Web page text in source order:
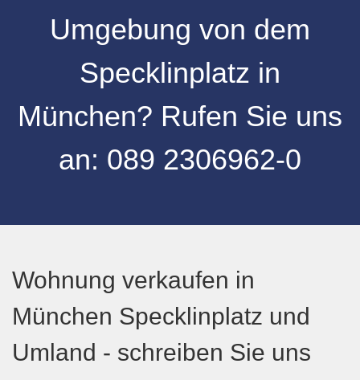
Umgebung von dem
Specklinplatz in
München? Rufen Sie uns
an: 089 2306962-0
Wohnung verkaufen in
München Specklinplatz und
Umland - schreiben Sie uns